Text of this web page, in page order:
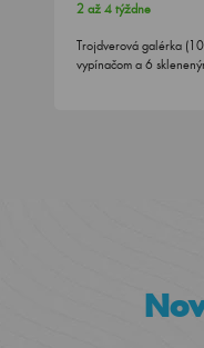
2 až 4 týždne
Trojdverová galérka
vypínačom a 6